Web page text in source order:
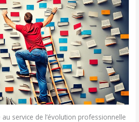
service de l’évolution professionnelle